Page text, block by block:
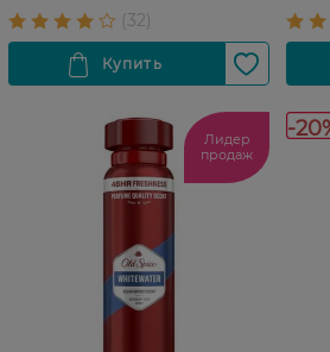
Лидер
продаж
-